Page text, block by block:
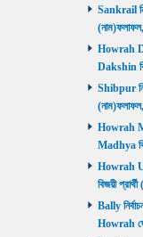
Sankrail
Howrah
Dakshin
Shibpur
Howrah
Madhya
Howrah
বিজয়ী
Bally
Howrah